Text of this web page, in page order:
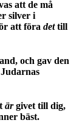
att de må
silver i
att föra dettill
och gav den
ärgivet till dig,
bäst.